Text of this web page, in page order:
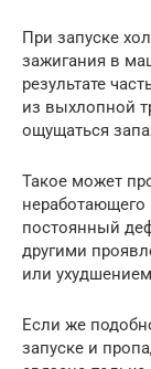
При запуске
зажигания в
результате
из выхлопной
ощущаться
Такое может
неработающего
постоянный
другими
или
Если же
запуске и